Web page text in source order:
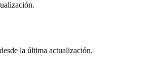
la última actualización.